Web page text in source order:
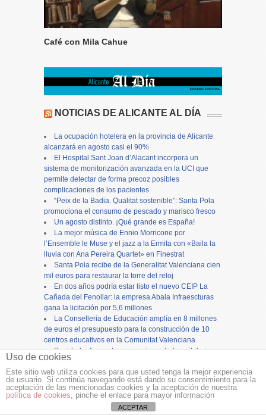
Café con Mila Cahue
NOTICIAS DE ALICANTE AL DÍA
La ocupación hotelera en la provincia de Alicante
alcanzará en agosto casi el 90%
El Hospital Sant Joan d’Alacant incorpora un
sistema de monitorización avanzada en la UCI que
permite detectar de forma precoz posibles
complicaciones de los pacientes
“Peix de la Badia. Qualitat sostenible”: Santa Pola
promociona el consumo de pescado y marisco fresco
Un agosto distinto. ¡Qué grande es España!
La mejor música de Ennio Morricone por
l’Ensemble le Muse y el jazz a la Ermita con «Baila la
lluvia con Ana Pereira Quartet» en Finestrat
Santa Pola recibe de la Generalitat Valenciana cien
mil euros para restaurar la torre del reloj
En dos años podría estar listo el nuevo CEIP La
Cañada del Fenollar: la empresa Abala Infraescturas
gana la licitación por 5,6 millones
La Conselleria de Educación amplía en 8 millones
de euros el presupuesto para la construcción de 10
centros educativos en la Comunitat Valenciana
Sanidad refuerza las urgencias extrahospitalarias,
hospitalarias y servicios de Oftalmología con motivo
del eclipse solar
VOX denuncia el colapso de la concejalía de
Urbanismo en Alicante y reclama más personal para
evitar el bloqueo de inversiones
Uso de cookies
Este sitio web utiliza cookies para que usted tenga la mejor experiencia
de usuario. Si continúa navegando está dando su consentimiento para la
aceptación de las mencionadas cookies y la aceptación de nuestra
política de cookies, pinche el enlace para mayor información
ACEPTAR